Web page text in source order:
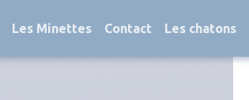
Les Minettes Contact Les chatons